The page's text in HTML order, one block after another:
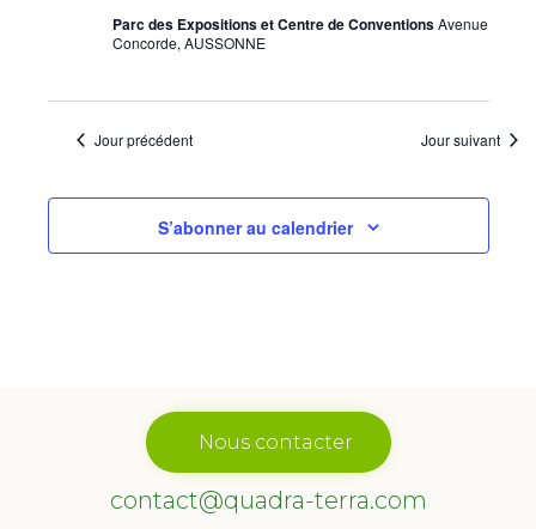
Parc des Expositions et Centre de ConventionsAvenue
Concorde, AUSSONNE
Jour précédent Jour suivant
S’abonner au calendrier
Nous contacter
contact@quadra-terra.com